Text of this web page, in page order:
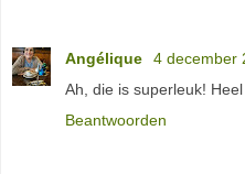
Angélique
4 december
Ah, die is superleuk!
Beantwoorden